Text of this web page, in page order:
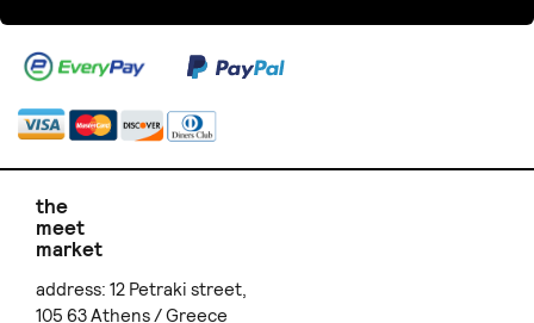
the
meet
market
address: 12 Petraki street,
105 63 Athens / Greece